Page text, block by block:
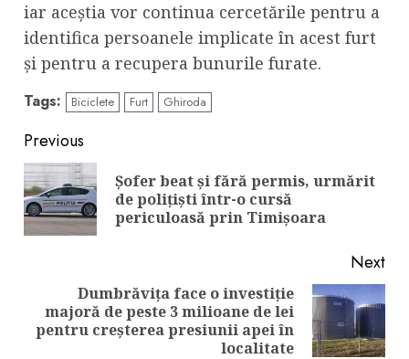
iar aceștia vor continua cercetările pentru a
identifica persoanele implicate în acest furt
și pentru a recupera bunurile furate.
Tags: Biciclete Furt Ghiroda
Continue
Reading
Previous
Șofer beat și fără permis, urmărit
de polițiști într-o cursă
periculoasă prin Timișoara
Next
Next
post:
Dumbrăvița face o investiție
majoră de peste 3 milioane de lei
pentru creșterea presiunii apei în
localitate